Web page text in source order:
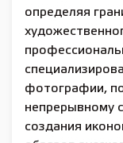
определяя
фотографии,
непрерывному
создания